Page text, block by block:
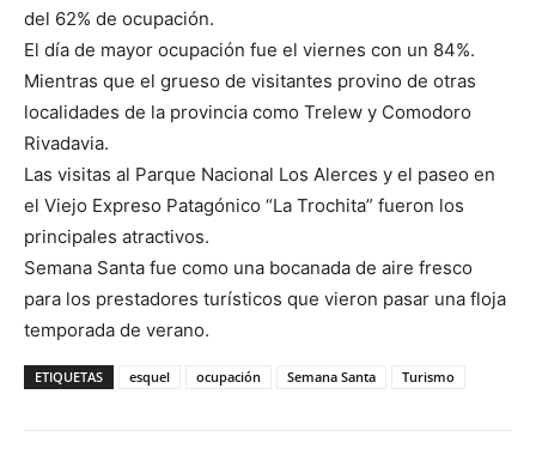
del 62% de ocupación.
El día de mayor ocupación fue el viernes con un 84%.
Mientras que el grueso de visitantes provino de otras
localidades de la provincia como Trelew y Comodoro
Rivadavia.
Las visitas al Parque Nacional Los Alerces y el paseo en
el Viejo Expreso Patagónico “La Trochita” fueron los
principales atractivos.
Semana Santa fue como una bocanada de aire fresco
para los prestadores turísticos que vieron pasar una floja
temporada de verano.
ETIQUETAS esquel ocupación Semana Santa Turismo